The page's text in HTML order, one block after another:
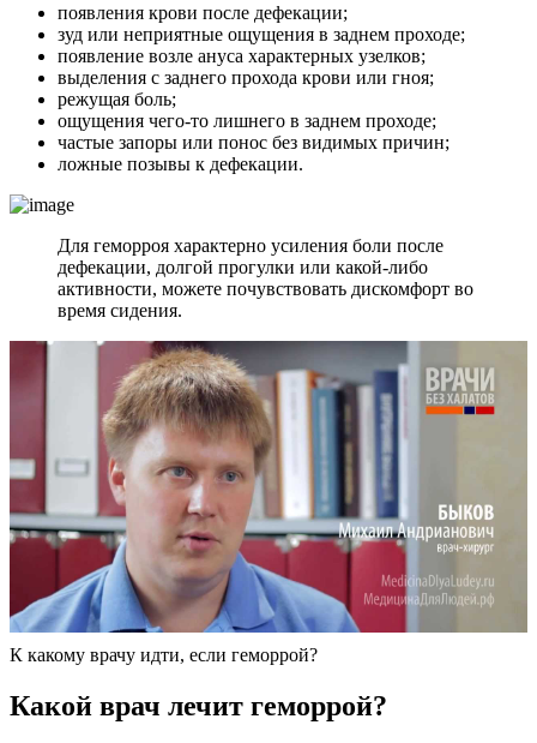
появления крови после дефекации;
зуд или неприятные ощущения в заднем проходе;
появление возле ануса характерных узелков;
выделения с заднего прохода крови или гноя;
режущая боль;
ощущения чего-то лишнего в заднем проходе;
частые запоры или понос без видимых причин;
ложные позывы к дефекации.
Для геморроя характерно усиления боли после
дефекации, долгой прогулки или какой-либо
активности, можете почувствовать дискомфорт во
время сидения.
К какому врачу идти, если геморрой?
Какой врач лечит геморрой?